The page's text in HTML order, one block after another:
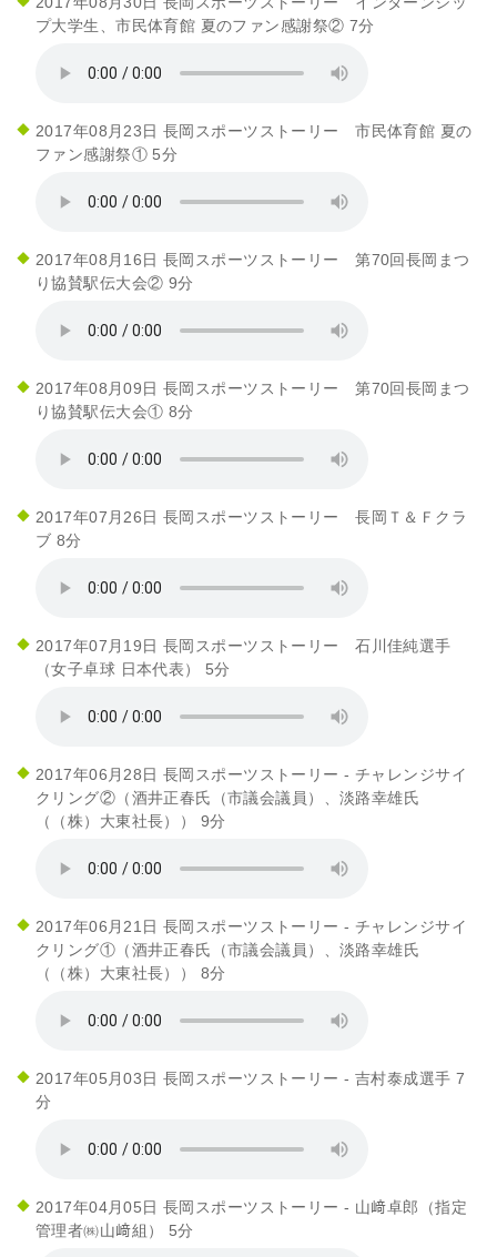
プ大学生、市民体育館 夏のファン感謝祭② 7分
2017年08月23日 長岡スポーツストーリー 市民体育館 夏の
ファン感謝祭① 5分
2017年08月16日 長岡スポーツストーリー 第70回長岡まつ
り協賛駅伝大会② 9分
2017年08月09日 長岡スポーツストーリー 第70回長岡まつ
り協賛駅伝大会① 8分
2017年07月26日 長岡スポーツストーリー 長岡Ｔ＆Ｆクラ
ブ 8分
2017年07月19日 長岡スポーツストーリー 石川佳純選手
（女子卓球 日本代表） 5分
2017年06月28日 長岡スポーツストーリー - チャレンジサイ
クリング②（酒井正春氏（市議会議員）、淡路幸雄氏
（（株）大東社長）） 9分
2017年06月21日 長岡スポーツストーリー - チャレンジサイ
クリング①（酒井正春氏（市議会議員）、淡路幸雄氏
（（株）大東社長）） 8分
2017年05月03日 長岡スポーツストーリー - 吉村泰成選手 7
分
2017年04月05日 長岡スポーツストーリー - 山﨑卓郎（指定
管理者㈱山﨑組） 5分